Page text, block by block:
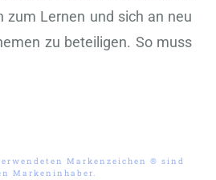
zum Lernen und sich an neu
zu beteiligen. So muss
Markenzeichen ® sind
Markeninhaber.